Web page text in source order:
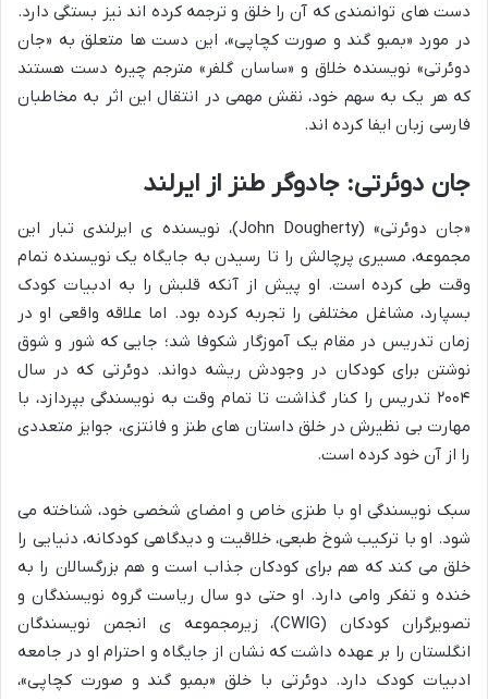
دست های توانمندی که آن را خلق و ترجمه کرده اند نیز بستگی دارد.
در مورد «بمبو گند و صورت کچاپی»، این دست ها متعلق به «جان
دوئرتی» نویسنده خلاق و «ساسان گلفر» مترجم چیره دست هستند
که هر یک به سهم خود، نقش مهمی در انتقال این اثر به مخاطبان
فارسی زبان ایفا کرده اند.
جان دوئرتی: جادوگر طنز از ایرلند
«جان دوئرتی» (John Dougherty)، نویسنده ی ایرلندی تبار این
مجموعه، مسیری پرچالش را تا رسیدن به جایگاه یک نویسنده تمام
وقت طی کرده است. او پیش از آنکه قلبش را به ادبیات کودک
بسپارد، مشاغل مختلفی را تجربه کرده بود. اما علاقه واقعی او در
زمان تدریس در مقام یک آموزگار شکوفا شد؛ جایی که شور و شوق
نوشتن برای کودکان در وجودش ریشه دواند. دوئرتی که در سال
۲۰۰۴ تدریس را کنار گذاشت تا تمام وقت به نویسندگی بپردازد، با
مهارت بی نظیرش در خلق داستان های طنز و فانتزی، جوایز متعددی
را از آن خود کرده است.
سبک نویسندگی او با طنزی خاص و امضای شخصی خود، شناخته می
شود. او با ترکیب شوخ طبعی، خلاقیت و دیدگاهی کودکانه، دنیایی را
خلق می کند که هم برای کودکان جذاب است و هم بزرگسالان را به
خنده و تفکر وامی دارد. او حتی دو سال ریاست گروه نویسندگان و
تصویرگران کودکان (CWIG)، زیرمجموعه ی انجمن نویسندگان
انگلستان را بر عهده داشت که نشان از جایگاه و احترام او در جامعه
ادبیات کودک دارد. دوئرتی با خلق «بمبو گند و صورت کچاپی»،